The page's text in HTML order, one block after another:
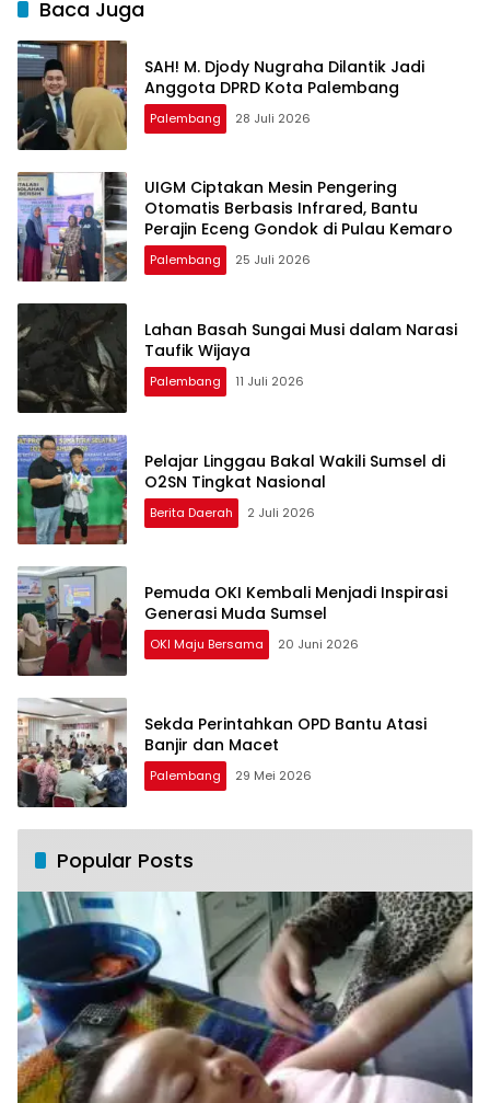
Baca Juga
SAH! M. Djody Nugraha Dilantik Jadi
Anggota DPRD Kota Palembang
Palembang 28 Juli 2026
UIGM Ciptakan Mesin Pengering
Otomatis Berbasis Infrared, Bantu
Perajin Eceng Gondok di Pulau Kemaro
Palembang 25 Juli 2026
Lahan Basah Sungai Musi dalam Narasi
Taufik Wijaya
Palembang 11 Juli 2026
Pelajar Linggau Bakal Wakili Sumsel di
O2SN Tingkat Nasional
Berita Daerah 2 Juli 2026
Pemuda OKI Kembali Menjadi Inspirasi
Generasi Muda Sumsel
OKI Maju Bersama 20 Juni 2026
Sekda Perintahkan OPD Bantu Atasi
Banjir dan Macet
Palembang 29 Mei 2026
Popular Posts